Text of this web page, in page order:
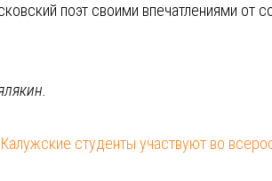
поэт своими впечатлениями от
Калужские студенты участвуют во